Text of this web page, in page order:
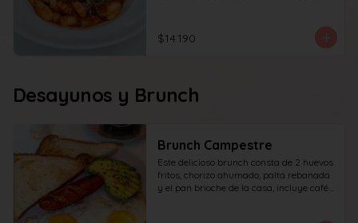
$14.190
Desayunos y Brunch
Brunch Campestre
Este delicioso brunch consta de 2 huevos
fritos, chorizo ahumado, palta rebanada
y el pan brioche de la casa, incluye café